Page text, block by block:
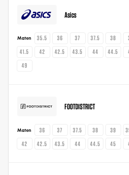
Asics
Maten 35.5 36 37 37.5 38
41.5
42 42.5 43.5 44 44.5
49
FOOTDISTRICT
Maten 36 37 37.5 38 39
42
42.5 43.5 44 44.5 45